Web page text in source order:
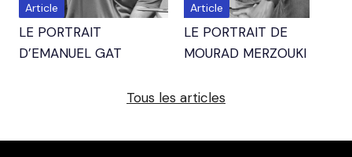
Article
LE PORTRAIT
D’EMANUEL GAT
Article
LE PORTRAIT DE
MOURAD MERZOUKI
Tous les articles